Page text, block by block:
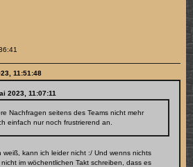
11:51:48
2023, 11:07:11
Nachfragen seitens des Teams nicht mehr
einfach nur noch frustrierend an.
weiß, kann ich leider nicht :/ Und wenns nichts
im wöchentlichen Takt schreiben, dass es